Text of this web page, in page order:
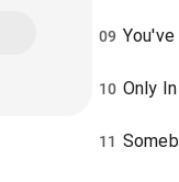
09
10 Only
11